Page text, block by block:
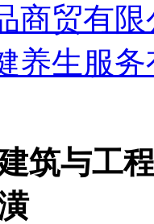
商贸有限
养生服
筑与工